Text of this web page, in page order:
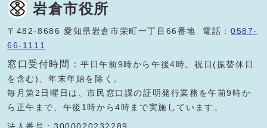
岩倉市役所
〒482-8686 愛知県岩倉市栄町一丁目66番地 電話：0587-
66-1111
窓口受付時間：平日午前9時から午後4時。祝日(振替休日
を含む)、年末年始を除く。
毎月第2日曜日は、市民窓口課の証明発行業務を午前9時か
ら正午まで、午後1時から4時まで実施しています。